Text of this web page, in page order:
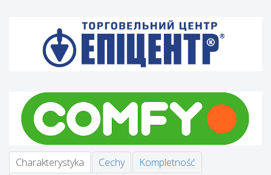
Charakterystyka Cechy
Kompletność